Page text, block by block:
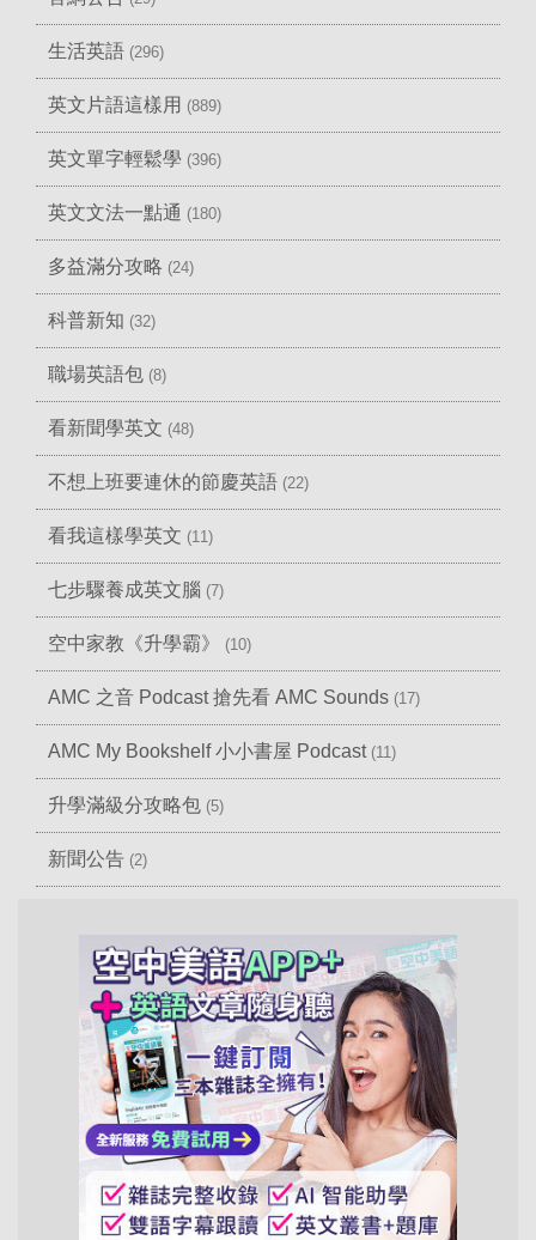
生活英語 (296)
英文片語這樣用 (889)
英文單字輕鬆學 (396)
英文文法一點通 (180)
多益滿分攻略 (24)
科普新知 (32)
職場英語包 (8)
看新聞學英文 (48)
不想上班要連休的節慶英語 (22)
看我這樣學英文 (11)
七步驟養成英文腦 (7)
空中家教《升學霸》 (10)
AMC 之音 Podcast 搶先看 AMC Sounds (17)
AMC My Bookshelf 小小書屋 Podcast (11)
升學滿級分攻略包 (5)
新聞公告 (2)